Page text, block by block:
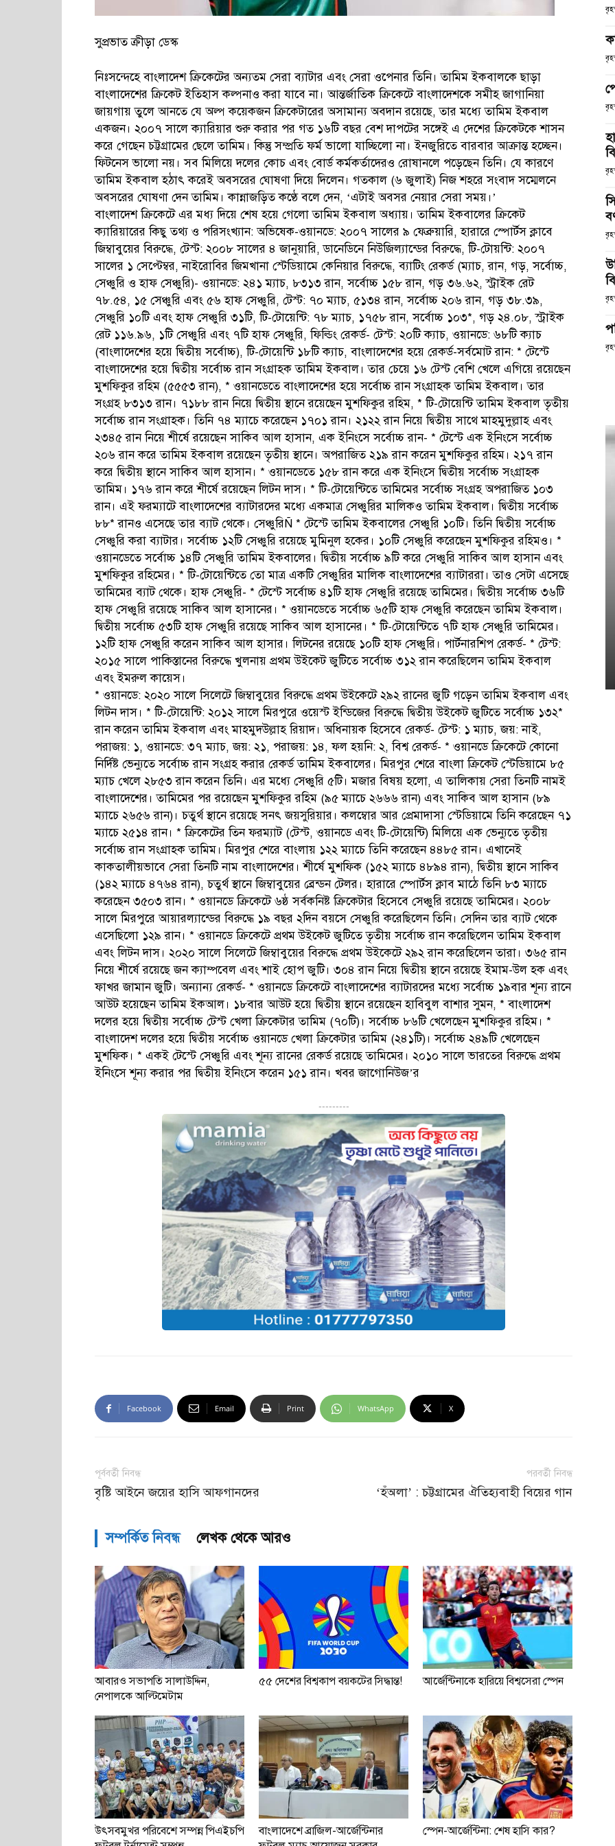
সুপ্রভাত ক্রীড়া ডেস্ক
নিঃসন্দেহে বাংলাদেশ ক্রিকেটের অন্যতম সেরা ব্যাটার এবং সেরা ওপেনার তিনি। তামিম ইকবালকে ছাড়া
বাংলাদেশের ক্রিকেট ইতিহাস কল্পনাও করা যাবে না। আন্তর্জাতিক ক্রিকেটে বাংলাদেশকে সমীহ জাগানিয়া
জায়গায় তুলে আনতে যে অল্প কয়েকজন ক্রিকেটারের অসামান্য অবদান রয়েছে, তার মধ্যে তামিম ইকবাল
একজন। ২০০৭ সালে ক্যারিয়ার শুরু করার পর গত ১৬টি বছর বেশ দাপটের সঙ্গেই এ দেশের ক্রিকেটকে শাসন
করে গেছেন চট্টগ্রামের ছেলে তামিম। কিন্তু সম্প্রতি ফর্ম ভালো যাচ্ছিলো না। ইনজুরিতে বারবার আক্রান্ত হচ্ছেন।
ফিটনেস ভালো নয়। সব মিলিয়ে দলের কোচ এবং বোর্ড কর্মকর্তাদেরও রোষানলে পড়েছেন তিনি। যে কারণে
তামিম ইকবাল হঠাৎ করেই অবসরের ঘোষণা দিয়ে দিলেন। গতকাল (৬ জুলাই) নিজ শহরে সংবাদ সম্মেলনে
অবসরের ঘোষণা দেন তামিম। কান্নাজড়িত কণ্ঠে বলে দেন, ‘এটাই অবসর নেয়ার সেরা সময়।’
বাংলাদেশ ক্রিকেটে এর মধ্য দিয়ে শেষ হয়ে গেলো তামিম ইকবাল অধ্যায়। তামিম ইকবালের ক্রিকেট
ক্যারিয়ারের কিছু তথ্য ও পরিসংখ্যান: অভিষেক-ওয়ানডে: ২০০৭ সালের ৯ ফেব্রুয়ারি, হারারে স্পোর্টস ক্লাবে
জিম্বাবুয়ের বিরুদ্ধে, টেস্ট: ২০০৮ সালের ৪ জানুয়ারি, ডানেডিনে নিউজিল্যান্ডের বিরুদ্ধে, টি-টোয়ন্টি: ২০০৭
সালের ১ সেপ্টেম্বর, নাইরোবির জিমখানা স্টেডিয়ামে কেনিয়ার বিরুদ্ধে, ব্যাটিং রেকর্ড (ম্যাচ, রান, গড়, সর্বোচ্চ,
সেঞ্চুরি ও হাফ সেঞ্চুরি)- ওয়ানডে: ২৪১ ম্যাচ, ৮৩১৩ রান, সর্বোচ্চ ১৫৮ রান, গড় ৩৬.৬২, স্ট্রাইক রেট
৭৮.৫৪, ১৫ সেঞ্চুরি এবং ৫৬ হাফ সেঞ্চুরি, টেস্ট: ৭০ ম্যাচ, ৫১৩৪ রান, সর্বোচ্চ ২০৬ রান, গড় ৩৮.৩৯,
সেঞ্চুরি ১০টি এবং হাফ সেঞ্চুরি ৩১টি, টি-টোয়েন্টি: ৭৮ ম্যাচ, ১৭৫৮ রান, সর্বোচ্চ ১০৩*, গড় ২৪.০৮, স্ট্রাইক
রেট ১১৬.৯৬, ১টি সেঞ্চুরি এবং ৭টি হাফ সেঞ্চুরি, ফিল্ডিং রেকর্ড- টেস্ট: ২০টি ক্যাচ, ওয়ানডে: ৬৮টি ক্যাচ
(বাংলাদেশের হয়ে দ্বিতীয় সর্বোচ্চ), টি-টোয়েন্টি ১৮টি ক্যাচ, বাংলাদেশের হয়ে রেকর্ড-সর্বমোট রান: * টেস্টে
বাংলাদেশের হয়ে দ্বিতীয় সর্বোচ্চ রান সংগ্রাহক তামিম ইকবাল। তার চেয়ে ১৬ টেস্ট বেশি খেলে এগিয়ে রয়েছেন
মুশফিকুর রহিম (৫৫৫৩ রান), * ওয়ানডেতে বাংলাদেশের হয়ে সর্বোচ্চ রান সংগ্রাহক তামিম ইকবাল। তার
সংগ্রহ ৮৩১৩ রান। ৭১৮৮ রান নিয়ে দ্বিতীয় স্থানে রয়েছেন মুশফিকুর রহিম, * টি-টোয়েন্টি তামিম ইকবাল তৃতীয়
সর্বোচ্চ রান সংগ্রাহক। তিনি ৭৪ ম্যাচে করেছেন ১৭০১ রান। ২১২২ রান নিয়ে দ্বিতীয় সাথে মাহমুদুল্লাহ এবং
২৩৪৫ রান নিয়ে শীর্ষে রয়েছেন সাকিব আল হাসান, এক ইনিংসে সর্বোচ্চ রান- * টেস্টে এক ইনিংসে সর্বোচ্চ
২০৬ রান করে তামিম ইকবাল রয়েছেন তৃতীয় স্থানে। অপরাজিত ২১৯ রান করেন মুশফিকুর রহিম। ২১৭ রান
করে দ্বিতীয় স্থানে সাকিব আল হাসান। * ওয়ানডেতে ১৫৮ রান করে এক ইনিংসে দ্বিতীয় সর্বোচ্চ সংগ্রাহক
তামিম। ১৭৬ রান করে শীর্ষে রয়েছেন লিটন দাস। * টি-টোয়েন্টিতে তামিমের সর্বোচ্চ সংগ্রহ অপরাজিত ১০৩
রান। এই ফরম্যাটে বাংলাদেশের ব্যাটারদের মধ্যে একমাত্র সেঞ্চুরির মালিকও তামিম ইকবাল। দ্বিতীয় সর্বোচ্চ
৮৮* রানও এসেছে তার ব্যাট থেকে। সেঞ্চুরিÑ * টেস্টে তামিম ইকবালের সেঞ্চুরি ১০টি। তিনি দ্বিতীয় সর্বোচ্চ
সেঞ্চুরি করা ব্যাটার। সর্বোচ্চ ১২টি সেঞ্চুরি রয়েছে মুমিনুল হকের। ১০টি সেঞ্চুরি করেছেন মুশফিকুর রহিমও। *
ওয়ানডেতে সর্বোচ্চ ১৪টি সেঞ্চুরি তামিম ইকবালের। দ্বিতীয় সর্বোচ্চ ৯টি করে সেঞ্চুরি সাকিব আল হাসান এবং
মুশফিকুর রহিমের। * টি-টোয়েন্টিতে তো মাত্র একটি সেঞ্চুরির মালিক বাংলাদেশের ব্যাটাররা। তাও সেটা এসেছে
তামিমের ব্যাট থেকে। হাফ সেঞ্চুরি- * টেস্টে সর্বোচ্চ ৪১টি হাফ সেঞ্চুরি রয়েছে তামিমের। দ্বিতীয় সর্বোচ্চ ৩৬টি
হাফ সেঞ্চুরি রয়েছে সাকিব আল হাসানের। * ওয়ানডেতে সর্বোচ্চ ৬৫টি হাফ সেঞ্চুরি করেছেন তামিম ইকবাল।
দ্বিতীয় সর্বোচ্চ ৫৩টি হাফ সেঞ্চুরি রয়েছে সাকিব আল হাসানের। * টি-টোয়েন্টিতে ৭টি হাফ সেঞ্চুরি তামিমের।
১২টি হাফ সেঞ্চুরি করেন সাকিব আল হাসার। লিটনের রয়েছে ১০টি হাফ সেঞ্চুরি। পার্টনারশিপ রেকর্ড- * টেস্ট:
২০১৫ সালে পাকিস্তানের বিরুদ্ধে খুলনায় প্রথম উইকেট জুটিতে সর্বোচ্চ ৩১২ রান করেছিলেন তামিম ইকবাল
এবং ইমরুল কায়েস।
* ওয়ানডে: ২০২০ সালে সিলেটে জিম্বাবুয়ের বিরুদ্ধে প্রথম উইকেটে ২৯২ রানের জুটি গড়েন তামিম ইকবাল এবং
লিটন দাস। * টি-টোয়েন্টি: ২০১২ সালে মিরপুরে ওয়েস্ট ইন্ডিজের বিরুদ্ধে দ্বিতীয় উইকেট জুটিতে সর্বোচ্চ ১৩২*
রান করেন তামিম ইকবাল এবং মাহমুদউল্লাহ রিয়াদ। অধিনায়ক হিসেবে রেকর্ড- টেস্ট: ১ ম্যাচ, জয়: নাই,
পরাজয়: ১, ওয়ানডে: ৩৭ ম্যাচ, জয়: ২১, পরাজয়: ১৪, ফল হয়নি: ২, বিশ্ব রেকর্ড- * ওয়ানডে ক্রিকেটে কোনো
নির্দিষ্ট ভেন্যুতে সর্বোচ্চ রান সংগ্রহ করার রেকর্ড তামিম ইকবালের। মিরপুর শেরে বাংলা ক্রিকেট স্টেডিয়ামে ৮৫
ম্যাচ খেলে ২৮৫৩ রান করেন তিনি। এর মধ্যে সেঞ্চুরি ৫টি। মজার বিষয় হলো, এ তালিকায় সেরা তিনটি নামই
বাংলাদেশের। তামিমের পর রয়েছেন মুশফিকুর রহিম (৯৫ ম্যাচে ২৬৬৬ রান) এবং সাকিব আল হাসান (৮৯
ম্যাচে ২৬৫৬ রান)। চতুর্থ স্থানে রয়েছে সনৎ জয়সুরিয়ার। কলম্বোর আর প্রেমাদাসা স্টেডিয়ামে তিনি করেছেন ৭১
ম্যাচে ২৫১৪ রান। * ক্রিকেটের তিন ফরম্যাট (টেস্ট, ওয়ানডে এবং টি-টোয়েন্টি) মিলিয়ে এক ভেন্যুতে তৃতীয়
সর্বোচ্চ রান সংগ্রাহক তামিম। মিরপুর শেরে বাংলায় ১২২ ম্যাচে তিনি করেছেন ৪৪৮৫ রান। এখানেই
কাকতালীয়ভাবে সেরা তিনটি নাম বাংলাদেশের। শীর্ষে মুশফিক (১৫২ ম্যাচে ৪৮৯৪ রান), দ্বিতীয় স্থানে সাকিব
(১৪২ ম্যাচে ৪৭৬৪ রান), চতুর্থ স্থানে জিম্বাবুয়ের ব্রেন্ডন টেলর। হারারে স্পোর্টস ক্লাব মাঠে তিনি ৮৩ ম্যাচে
করেছেন ৩৫০৩ রান। * ওয়ানডে ক্রিকেটে ৬ষ্ঠ সর্বকনিষ্ট ক্রিকেটার হিসেবে সেঞ্চুরি রয়েছে তামিমের। ২০০৮
সালে মিরপুরে আয়ারল্যান্ডের বিরুদ্ধে ১৯ বছর ২দিন বয়সে সেঞ্চুরি করেছিলেন তিনি। সেদিন তার ব্যাট থেকে
এসেছিলো ১২৯ রান। * ওয়ানডে ক্রিকেটে প্রথম উইকেট জুটিতে তৃতীয় সর্বোচ্চ রান করেছিলেন তামিম ইকবাল
এবং লিটন দাস। ২০২০ সালে সিলেটে জিম্বাবুয়ের বিরুদ্ধে প্রথম উইকেটে ২৯২ রান করেছিলেন তারা। ৩৬৫ রান
নিয়ে শীর্ষে রয়েছে জন ক্যাম্পবেল এবং শাই হোপ জুটি। ৩০৪ রান নিয়ে দ্বিতীয় স্থানে রয়েছে ইমাম-উল হক এবং
ফাখর জামান জুটি। অন্যান্য রেকর্ড- * ওয়ানডে ক্রিকেটে বাংলাদেশের ব্যাটারদের মধ্যে সর্বোচ্চ ১৯বার শূন্য রানে
আউট হয়েছেন তামিম ইকআল। ১৮বার আউট হয়ে দ্বিতীয় স্থানে রয়েছেন হাবিবুল বাশার সুমন, * বাংলাদেশ
দলের হয়ে দ্বিতীয় সর্বোচ্চ টেস্ট খেলা ক্রিকেটার তামিম (৭০টি)। সর্বোচ্চ ৮৬টি খেলেছেন মুশফিকুর রহিম। *
বাংলাদেশ দলের হয়ে দ্বিতীয় সর্বোচ্চ ওয়ানডে খেলা ক্রিকেটার তামিম (২৪১টি)। সর্বোচ্চ ২৪৯টি খেলেছেন
মুশফিক। * একই টেস্টে সেঞ্চুরি এবং শূন্য রানের রেকর্ড রয়েছে তামিমের। ২০১০ সালে ভারতের বিরুদ্ধে প্রথম
ইনিংসে শূন্য করার পর দ্বিতীয় ইনিংসে করেন ১৫১ রান। খবর জাগোনিউজ’র
---------
Facebook Email Print WhatsApp X
পূর্ববর্তী নিবন্ধ
বৃষ্টি আইনে জয়ের হাসি আফগানদের
পরবর্তী নিবন্ধ
‘হঁঅলা’ : চট্টগ্রামের ঐতিহ্যবাহী বিয়ের গান
সম্পর্কিত নিবন্ধ লেখক থেকে আরও
আবারও সভাপতি সালাউদ্দিন,
নেপালকে আল্টিমেটাম
৫৫ দেশের বিশ্বকাপ বয়কটের সিদ্ধান্ত! আর্জেন্টিনাকে হারিয়ে বিশ্বসেরা স্পেন
উৎসবমুখর পরিবেশে সম্পন্ন পিএইচপি
বাংলাদেশে ব্রাজিল-আর্জেন্টিনার
স্পেন-আর্জেন্টিনা: শেষ হাসি কার?